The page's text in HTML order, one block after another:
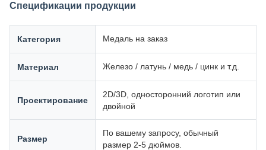
Спецификации продукции
Категория Медаль на заказ
Материал Железо / латунь / медь / цинк и т.д.
Проектирование
2D/3D, односторонний логотип или
двойной
Размер
По вашему запросу, обычный
размер 2-5 дюймов.